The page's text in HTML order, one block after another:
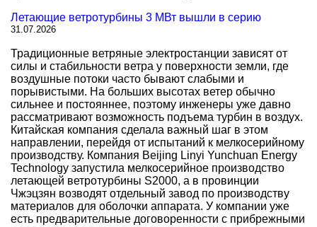
Летающие ветротурбины 3 МВт вышли в серию
31.07.2026
Традиционные ветряные электростанции зависят от
силы и стабильности ветра у поверхности земли, где
воздушные потоки часто бывают слабыми и
порывистыми. На больших высотах ветер обычно
сильнее и постояннее, поэтому инженеры уже давно
рассматривают возможность подъема турбин в воздух.
Китайская компания сделала важный шаг в этом
направлении, перейдя от испытаний к мелкосерийному
производству. Компания Beijing Linyi Yunchuan Energy
Technology запустила мелкосерийное производство
летающей ветротурбины S2000, а в провинции
Чжэцзян возводят отдельный завод по производству
материалов для оболочки аппарата. У компании уже
есть предварительные договоренности с прибрежными